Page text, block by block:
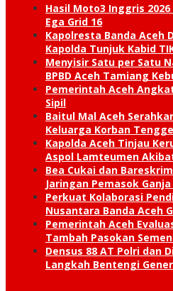
Hasil Moto3 Inggris
Ega Grid 16
Kapolresta Banda Aceh
Kapolda Tunjuk Kabid
Menyisir Satu per Satu
BPBD Aceh Tamiang
Pemerintah Aceh
Sipil
Baitul Mal Aceh
Keluarga Korban
Kapolda Aceh Tinjau
Aspol Lamteumen
Bea Cukai dan
Jaringan Pemasok
Perkuat Kolaborasi
Nusantara Banda Aceh
Pemerintah Aceh
Tambah Pasokan
Densus 88 AT Polri dan
Langkah Bentengi